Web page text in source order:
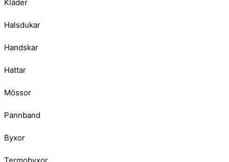
Kläder
Halsdukar
Handskar
Hattar
Mössor
Pannband
Byxor